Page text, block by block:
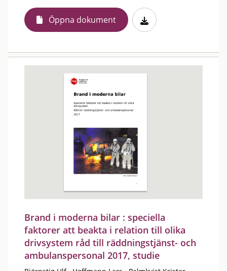
Öppna dokument
Brand i moderna bilar : speciella
faktorer att beakta i relation till olika
drivsystem råd till räddningstjänst- och
ambulanspersonal 2017, studie